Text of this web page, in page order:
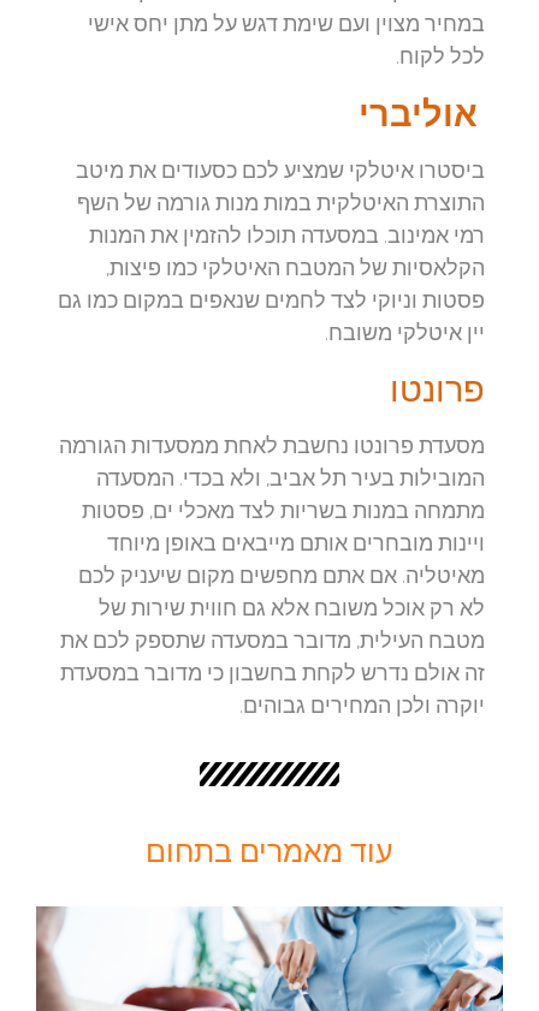
במחיר מצוין ועם שימת דגש על מתן יחס אישי
לכל לקוח.
אוליברי
ביסטרו איטלקי שמציע לכם כסעודים את מיטב
התוצרת האיטלקית במות מנות גורמה של השף
רמי אמינוב. במסעדה תוכלו להזמין את המנות
הקלאסיות של המטבח האיטלקי כמו פיצות,
פסטות וניוקי לצד לחמים שנאפים במקום כמו גם
יין איטלקי משובח.
פרונטו
מסעדת פרונטו נחשבת לאחת ממסעדות הגורמה
המובילות בעיר תל אביב, ולא בכדי. המסעדה
מתמחה במנות בשריות לצד מאכלי ים, פסטות
ויינות מובחרים אותם מייבאים באופן מיוחד
מאיטליה. אם אתם מחפשים מקום שיעניק לכם
לא רק אוכל משובח אלא גם חווית שירות של
מטבח העילית, מדובר במסעדה שתספק לכם את
זה אולם נדרש לקחת בחשבון כי מדובר במסעדת
יוקרה ולכן המחירים גבוהים.
עוד מאמרים בתחום